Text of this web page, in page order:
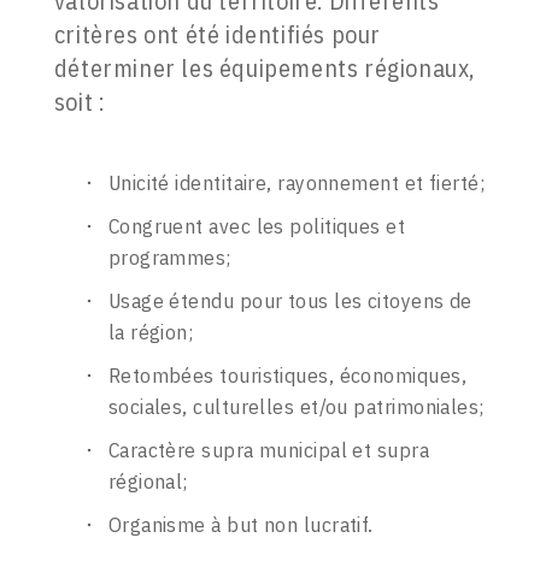
critères ont été identifiés pour
déterminer les équipements régionaux,
soit :
Unicité identitaire, rayonnement et fierté;
Congruent avec les politiques et
programmes;
Usage étendu pour tous les citoyens de
la région;
Retombées touristiques, économiques,
sociales, culturelles et/ou patrimoniales;
Caractère supra municipal et supra
régional;
Organisme à but non lucratif.